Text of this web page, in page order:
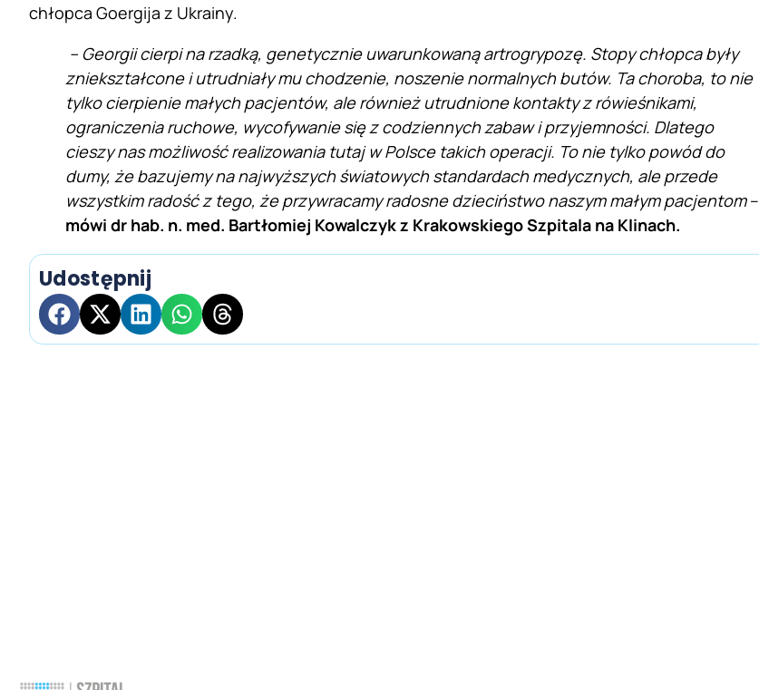
chłopca Goergija z Ukrainy.
– Georgii cierpi na rzadką, genetycznie uwarunkowaną artrogrypozę. Stopy chłopca były
zniekształcone i utrudniały mu chodzenie, noszenie normalnych butów. Ta choroba, to nie
tylko cierpienie małych pacjentów, ale również utrudnione kontakty z rówieśnikami,
ograniczenia ruchowe, wycofywanie się z codziennych zabaw i przyjemności. Dlatego
cieszy nas możliwość realizowania tutaj w Polsce takich operacji. To nie tylko powód do
dumy, że bazujemy na najwyższych światowych standardach medycznych, ale przede
wszystkim radość z tego, że przywracamy radosne dzieciństwo naszym małym pacjentom–
mówi dr hab. n. med. Bartłomiej Kowalczyk z Krakowskiego Szpitala na Klinach.
Udostępnij